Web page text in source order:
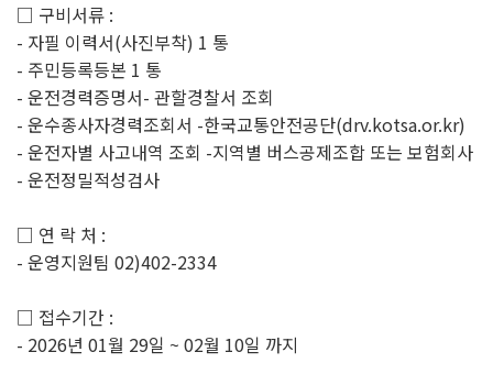
□ 구비서류 :
- 자필 이력서(사진부착) 1 통
- 주민등록등본 1 통
- 운전경력증명서- 관할경찰서 조회
- 운수종사자경력조회서 -한국교통안전공단(drv.kotsa.or.kr)
- 운전자별 사고내역 조회 -지역별 버스공제조합 또는 보험회사
- 운전정밀적성검사
□ 연 락 처 :
- 운영지원팀 02)402-2334
□ 접수기간 :
- 2026년 01월 29일 ~ 02월 10일 까지